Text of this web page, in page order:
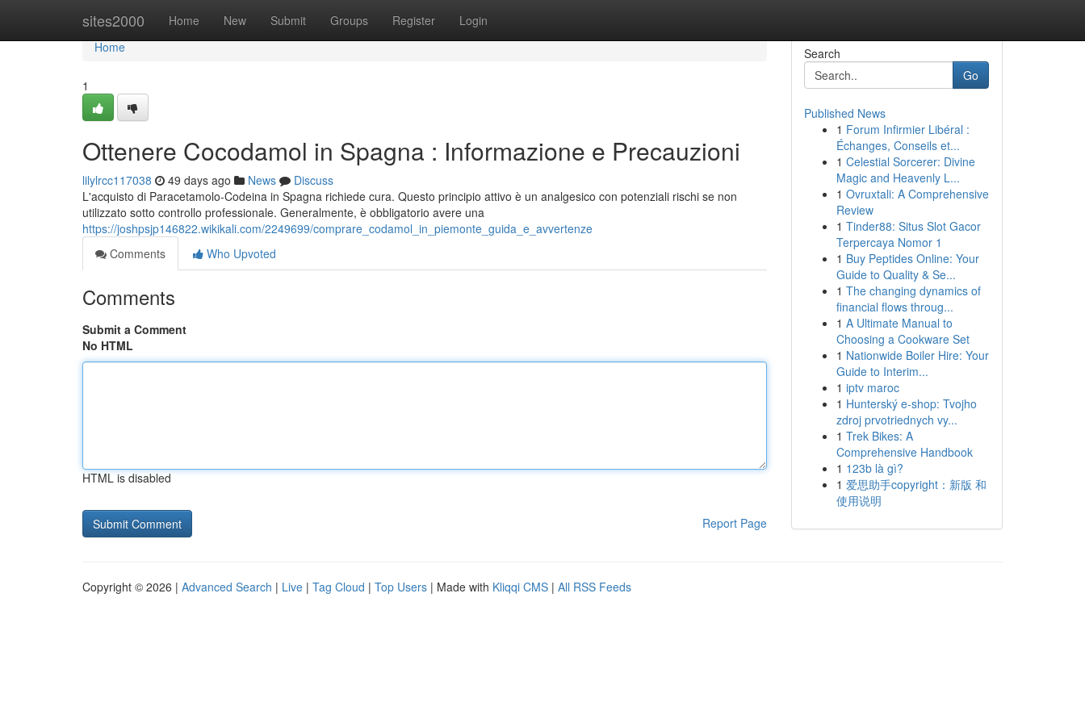
sites2000 Home New Submit Groups Register Login
Home
Home
1
Ottenere Cocodamol in Spagna : Informazione e Precauzioni
lilylrcc117038 49 days ago News
Discuss
L'acquisto di Paracetamolo-Codeina in Spagna richiede cura. Questo principio attivo è un analgesico con potenziali rischi se non
utilizzato sotto controllo professionale. Generalmente, è obbligatorio avere una
https://joshpsjp146822.wikikali.com/2249699/comprare_codamol_in_piemonte_guida_e_avvertenze
Comments
Who Upvoted
Comments
Submit a Comment
No HTML
HTML is disabled
Report Page
Search
Go
Published News
1 Forum Infirmier Libéral :
Échanges, Conseils et...
1 Celestial Sorcerer: Divine
Magic and Heavenly L...
1 Ovruxtali: A Comprehensive
Review
1 Tinder88: Situs Slot Gacor
Terpercaya Nomor 1
1 Buy Peptides Online: Your
Guide to Quality & Se...
1 The changing dynamics of
financial flows throug...
1 A Ultimate Manual to
Choosing a Cookware Set
1 Nationwide Boiler Hire: Your
Guide to Interim...
1 iptv maroc
1 Hunterský e-shop: Tvojho
zdroj prvotriednych vy...
1 Trek Bikes: A
Comprehensive Handbook
1 123b là gì?
1 爱思助手copyright：新版 和
使用说明
Copyright © 2026 | Advanced Search | Live | Tag Cloud | Top Users | Made with Kliqqi CMS | All RSS Feeds